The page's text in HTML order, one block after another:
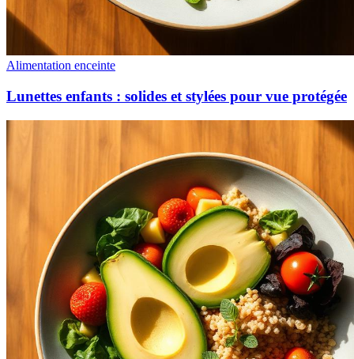
Alimentation enceinte
Lunettes enfants : solides et stylées pour vue protégée